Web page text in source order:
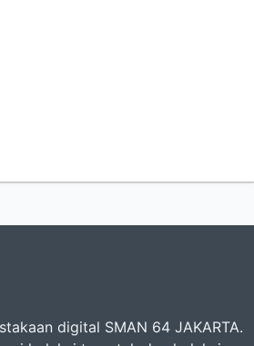
digital SMAN 64 JAKARTA.